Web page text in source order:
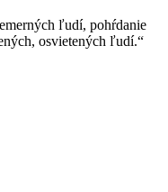
ľudí, pohŕdanie
osvietených ľudí.